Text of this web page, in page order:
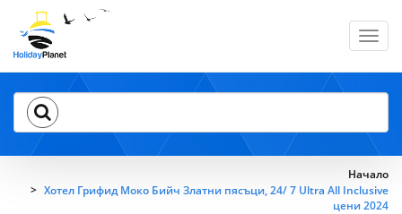
Начало
Хотел Грифид Моко Бийч Златни пясъци, 24/ 7 Ultra All Inclusive
цени 2024